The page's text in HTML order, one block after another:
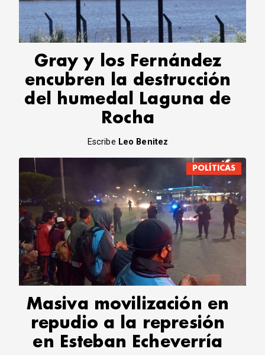
CORREO DE LECTORES
DEBATE
ARCHIVO
DECLARACIONES
OPINIÓN
ALTAMIRA RESPONDE
Política Obrera Revista
CONTACTO
Gray y los Fernández
encubren la destrucción
del humedal Laguna de
Rocha
Escribe Leo Benitez
POLÍTICAS
Masiva movilización en
repudio a la represión
en Esteban Echeverría